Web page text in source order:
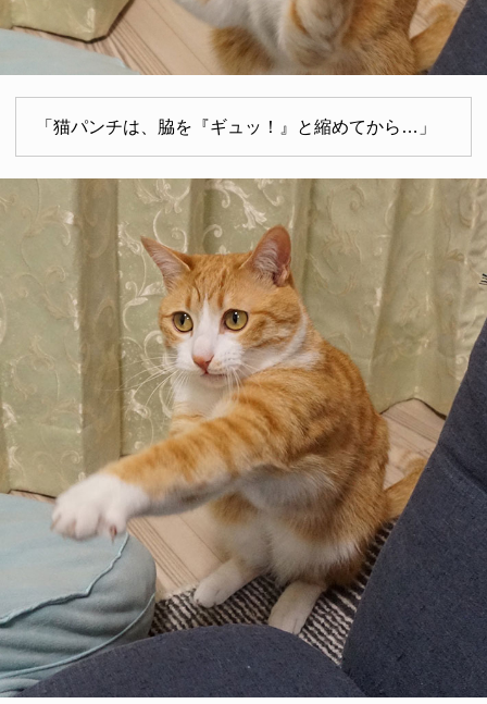
「猫パンチは、脇を『ギュッ！』と縮めてから…」